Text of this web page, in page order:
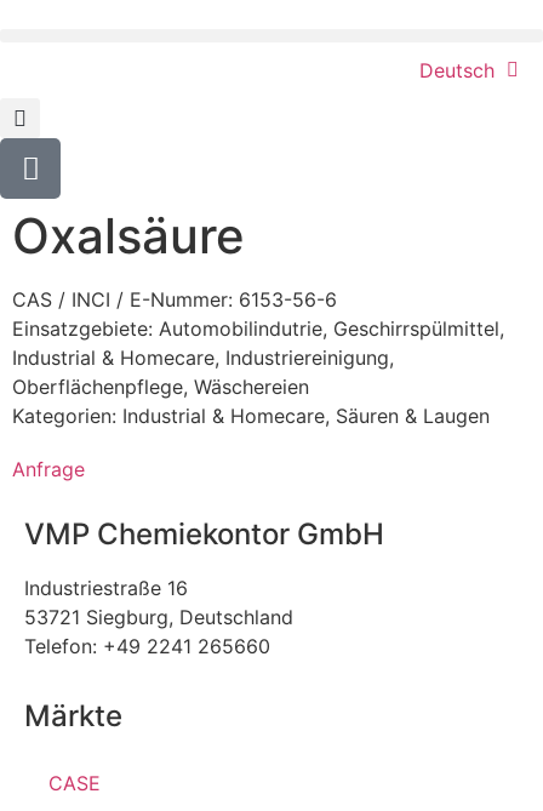
Deutsch
Oxalsäure
CAS / INCI / E-Nummer: 6153-56-6
Einsatzgebiete: Automobilindutrie, Geschirrspülmittel,
Industrial & Homecare, Industriereinigung,
Oberflächenpflege, Wäschereien
Kategorien: Industrial & Homecare, Säuren & Laugen
Anfrage
VMP Chemiekontor GmbH
Industriestraße 16
53721 Siegburg, Deutschland
Telefon: +49 2241 265660
Märkte
CASE